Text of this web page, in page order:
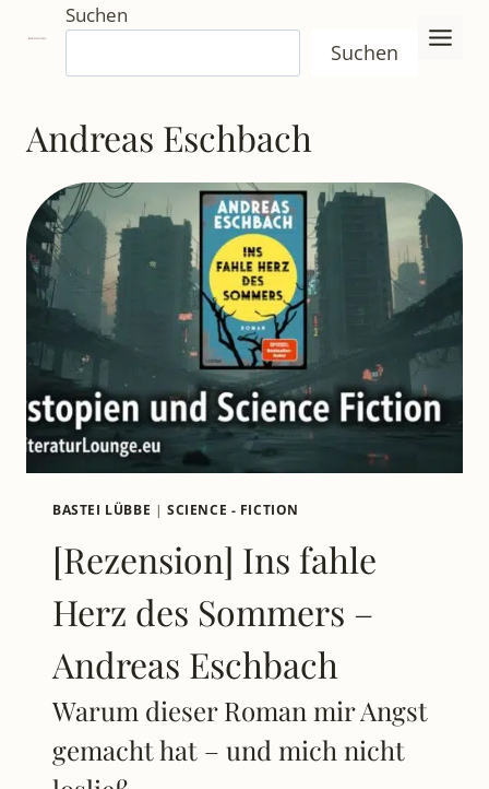
Inhalt
springen
Suchen
Suchen
Andreas Eschbach
BASTEI LÜBBE | SCIENCE - FICTION
[Rezension] Ins fahle
Herz des Sommers –
Andreas Eschbach
Warum dieser Roman mir Angst
gemacht hat – und mich nicht